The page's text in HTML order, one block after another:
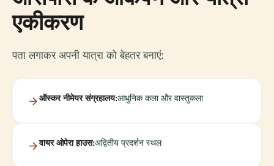
एकीकरण
पता लगाकर अपनी यात्रा को बेहतर बनाएं:
ऑस्कर नीमेयर संग्रहालय:आधुनिक कला और वास्तुकला
वायर ओपेरा हाउस:अद्वितीय प्रदर्शन स्थल